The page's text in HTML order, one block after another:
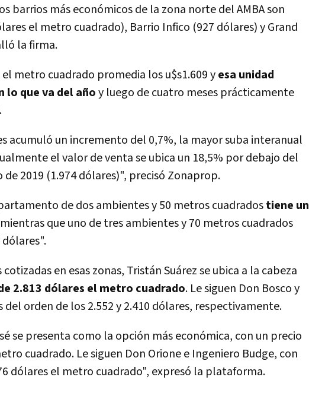
barrios más económicos de la zona norte del AMBA son
el metro cuadrado), Barrio Infico (927 dólares) y Grand
la firma.
el metro cuadrado promedia los u$s1.609 yesa unidad
lo que va del añoy luego de cuatro meses prácticamente
acumuló un incremento del 0,7%, la mayor suba interanual
el valor de venta se ubica un 18,5% por debajo del
2019 (1.974 dólares)", precisó Zonaprop.
de dos ambientes y 50 metros cuadradostiene un
que uno de tres ambientes y 70 metros cuadrados
dólares".
en esas zonas, Tristán Suárez se ubica a la cabeza
2.813 dólares el metro cuadrado. Le siguen Don Bosco y
orden de los 2.552 y 2.410 dólares, respectivamente.
se presenta como la opción más económica, con un precio
cuadrado. Le siguen Don Orione e Ingeniero Budge, con
dólares el metro cuadrado", expresó la plataforma.